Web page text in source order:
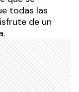
todas las
de un